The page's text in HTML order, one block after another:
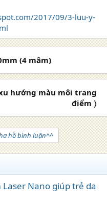
2017/09/3-luu-y-
(4 mâm)
hướng màu môi trang
điểm 〉
hồ bình luận^^
Nano giúp trẻ da